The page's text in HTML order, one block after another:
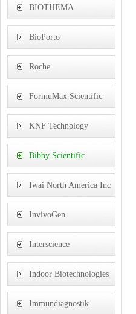
BIOTHEMA
BioPorto
Roche
FormuMax Scientific
KNF Technology
Bibby Scientific
Iwai North America Inc
InvivoGen
Interscience
Indoor Biotechnologies
Immundiagnostik